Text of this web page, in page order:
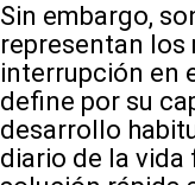
Sin embargo,
representan los
interrupción en
define por su
desarrollo
diario de la vida